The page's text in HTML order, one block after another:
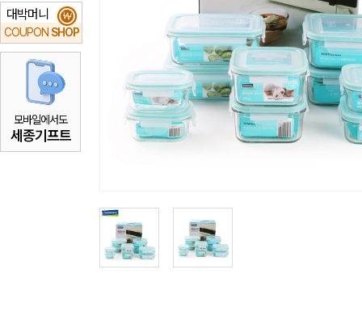
대박머니
COUPON SHOP
₩
모바일에서도
세종기프트